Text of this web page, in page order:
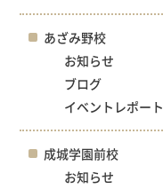
あざみ野校
お知らせ
ブログ
イベントレポート
成城学園前校
お知らせ